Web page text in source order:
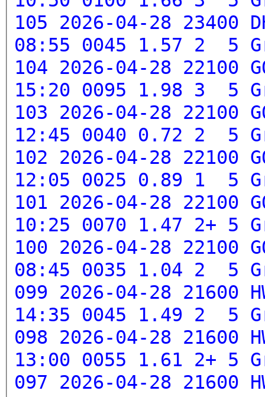
105 2026-04-28 23400
08:55 0045 1.57 2 5
104 2026-04-28 22100
15:20 0095 1.98 3 5
103 2026-04-28 22100
12:45 0040 0.72 2 5
102 2026-04-28 22100
12:05 0025 0.89 1 5
101 2026-04-28 22100
10:25 0070 1.47 2+ 5
100 2026-04-28 22100
08:45 0035 1.04 2 5
099 2026-04-28 21600
14:35 0045 1.49 2 5
098 2026-04-28 21600
13:00 0055 1.61 2+ 5
097 2026-04-28 21600